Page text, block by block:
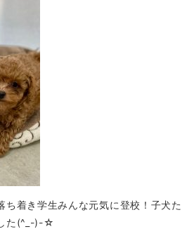
ち着き学生みんな元気に登校！子犬た
た(^_-)-☆